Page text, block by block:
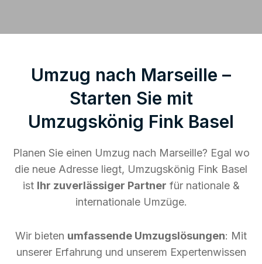
Umzug nach Marseille –
Starten Sie mit
Umzugskönig Fink Basel
Planen Sie einen Umzug nach Marseille? Egal wo
die neue Adresse liegt, Umzugskönig Fink Basel
ist Ihr zuverlässiger Partner für nationale &
internationale Umzüge.
Wir bieten umfassende Umzugslösungen: Mit
unserer Erfahrung und unserem Expertenwissen